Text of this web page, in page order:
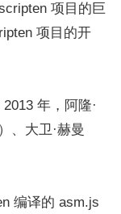
项目的巨
项目的开
年，阿隆·
、大卫·赫曼
编译的 asm.js